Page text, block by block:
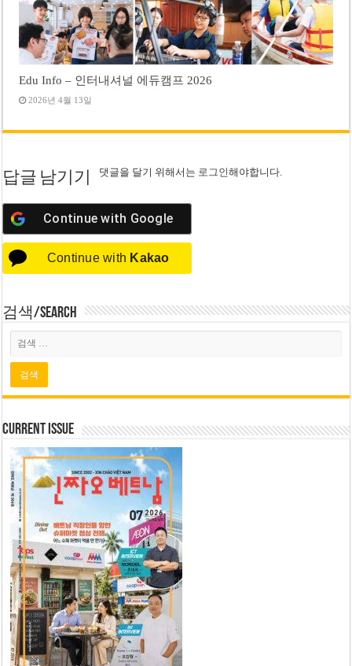
Edu Info – 인터내셔널 에듀캠프 2026
2026년 4월 13일
답글 남기기 댓글을 달기 위해서는 로그인해야합니다.
Continue with Google
Continue with Kakao
검색/Search
Current Issue